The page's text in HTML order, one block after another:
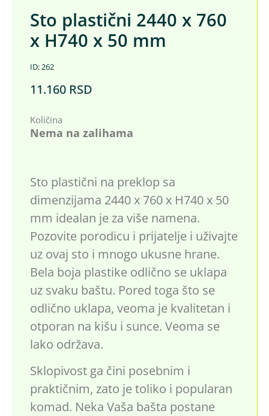
Sto plastični 2440 x 760
x H740 x 50 mm
ID: 262
11.160 RSD
Količina
Nema na zalihama
Sto plastični na preklop sa
dimenzijama 2440 x 760 x H740 x 50
mm idealan je za više namena.
Pozovite porodicu i prijatelje i uživajte
uz ovaj sto i mnogo ukusne hrane.
Bela boja plastike odlično se uklapa
uz svaku baštu. Pored toga što se
odlično uklapa, veoma je kvalitetan i
otporan na kišu i sunce. Veoma se
lako održava.
Sklopivost ga čini posebnim i
praktičnim, zato je toliko i popularan
komad. Neka Vaša bašta postane